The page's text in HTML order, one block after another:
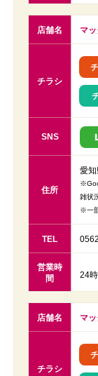
店舗名 マ
チラシ
SNS
住所
愛
雑状
※一
TEL
営業時
間
24
店舗名 マ
チラシ